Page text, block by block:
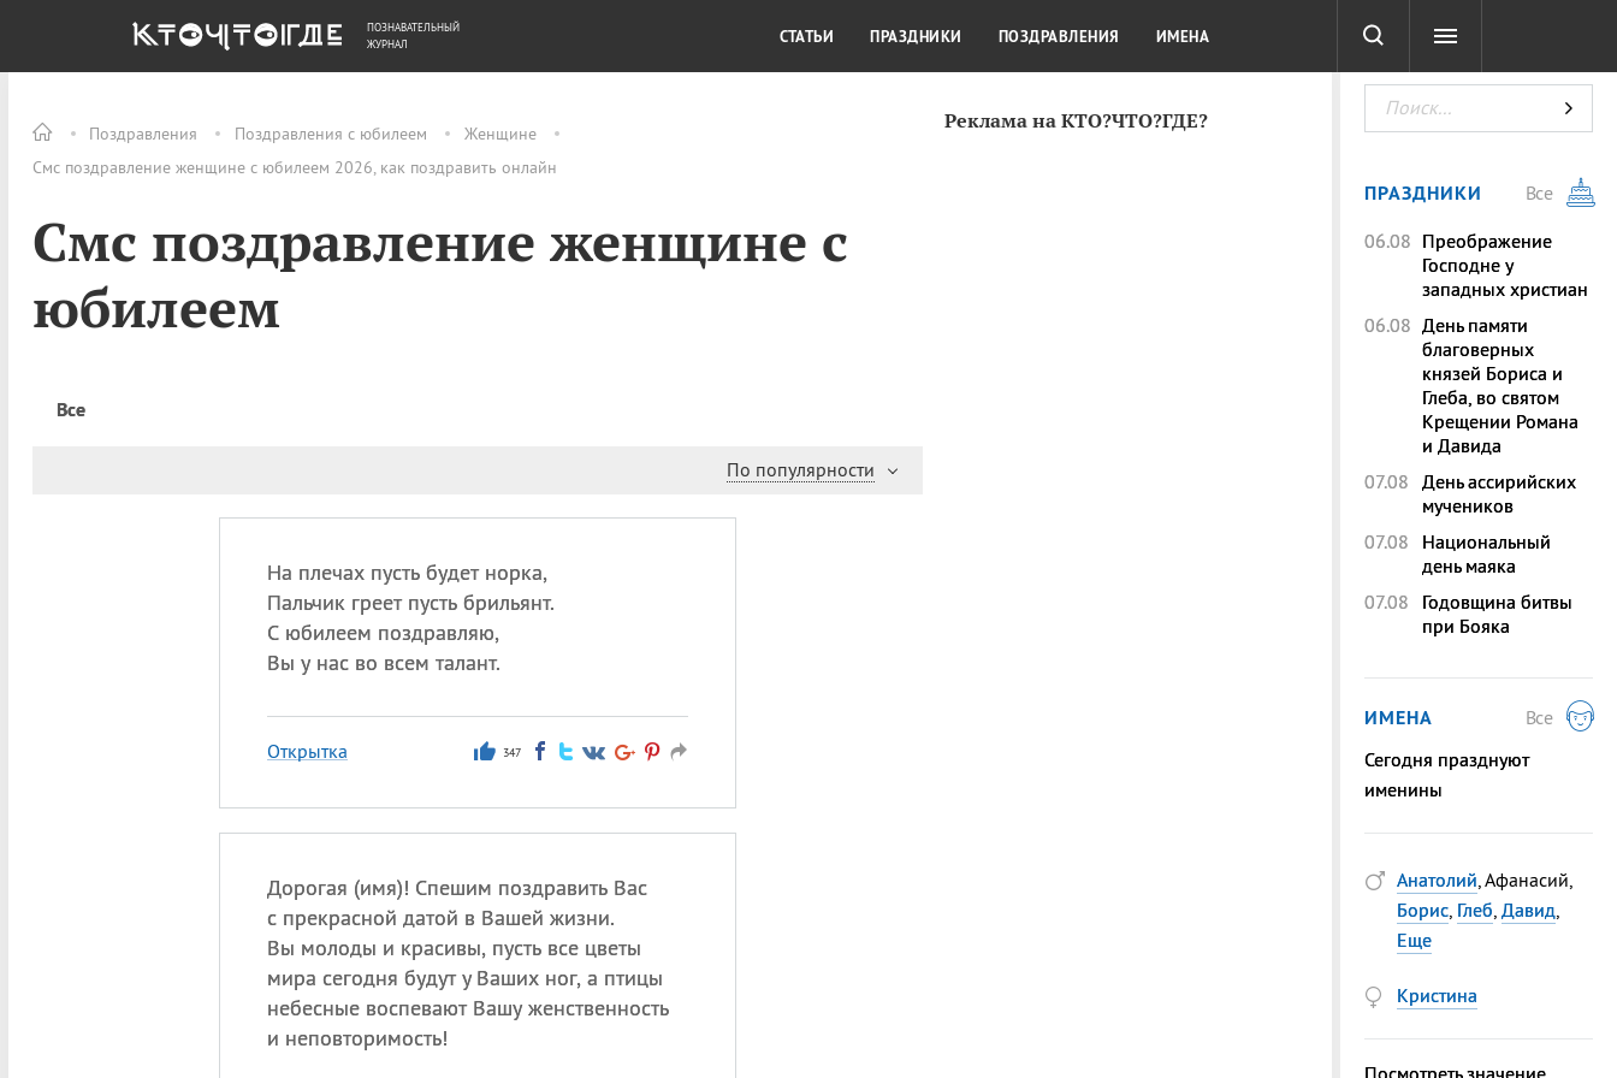
Поздравления Поздравления с юбилеем
Женщине
Смс поздравление женщине с юбилеем 2026, как поздравить онлайн
Смс поздравление женщине с
юбилеем
Все
По популярности
На плечах пусть будет норка,
Пальчик греет пусть брильянт.
С юбилеем поздравляю,
Вы у нас во всем талант.
Открытка 347
Дорогая (имя)! Спешим поздравить Вас
с прекрасной датой в Вашей жизни.
Вы молоды и красивы, пусть все цветы
мира сегодня будут у Ваших ног, а птицы
небесные воспевают Вашу женственность
и неповторимость!
Реклама на КТО?ЧТО?ГДЕ?
ОБЩЕСТВО ДЕНЬГИ КУЛЬТУРА КРАСОТА ТЕСТЫ
ПОЗНАВАТЕЛЬНЫЙ
ЖУРНАЛ
СТАТЬИ ПРАЗДНИКИ ПОЗДРАВЛЕНИЯ ИМЕНА
ПРАЗДНИКИ
Все
06.08 Преображение
Господне у
западных христиан
06.08 День памяти
благоверных
князей Бориса и
Глеба, во святом
Крещении Романа
и Давида
07.08 День ассирийских
мучеников
07.08
Национальный
день маяка
07.08
Годовщина битвы
при Бояка
ИМЕНА
Все
Сегодня празднуют
именины
Анатолий, Афанасий,
Борис, Глеб, Давид,
Еще
Кристина
Посмотреть значение